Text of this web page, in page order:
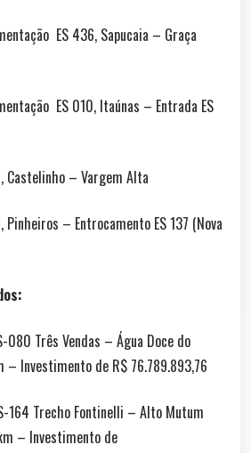
ES 436, Sapucaia – Graça
ES 010, Itaúnas – Entrada ES
Castelinho – Vargem Alta
– Entrocamento ES 137 (Nova
080 Três Vendas – Água Doce do
– Investimento de R$ 76.789.893,76
164 Trecho Fontinelli – Alto Mutum
– Investimento de